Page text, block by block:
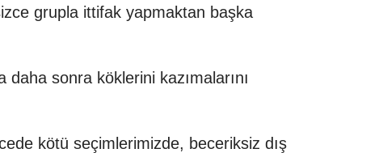
grupla ittifak yapmaktan başka
sonra köklerini kazımalarını
kötü seçimlerimizde, beceriksiz dış